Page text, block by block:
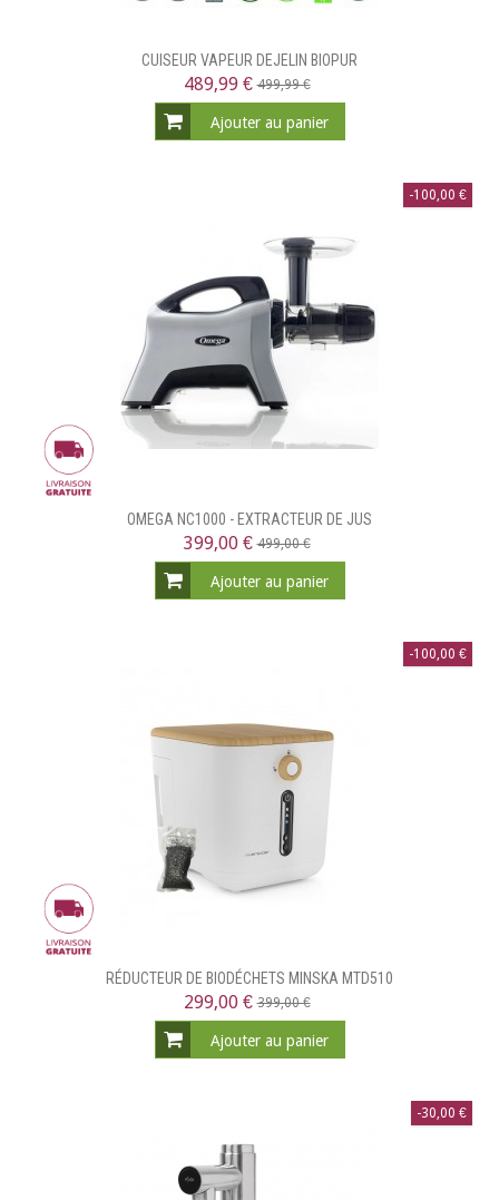
CUISEUR VAPEUR DEJELIN BIOPUR
489,99 €499,99 €
Ajouter au panier
-100,00 €
OMEGA NC1000 - EXTRACTEUR DE JUS
399,00 €499,00 €
Ajouter au panier
-100,00 €
RÉDUCTEUR DE BIODÉCHETS MINSKA MTD510
299,00 €399,00 €
Ajouter au panier
-30,00 €